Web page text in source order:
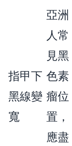
指甲下
黑線變
寬
亞洲
人常
見黑
色素
瘤位
置，
應盡